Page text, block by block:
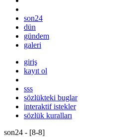
son24
dün
gündem
galeri
giriş
kayıt ol
sss
sözlükteki buglar
interaktif istekler
sözlük kuralları
son24 - [8-8]